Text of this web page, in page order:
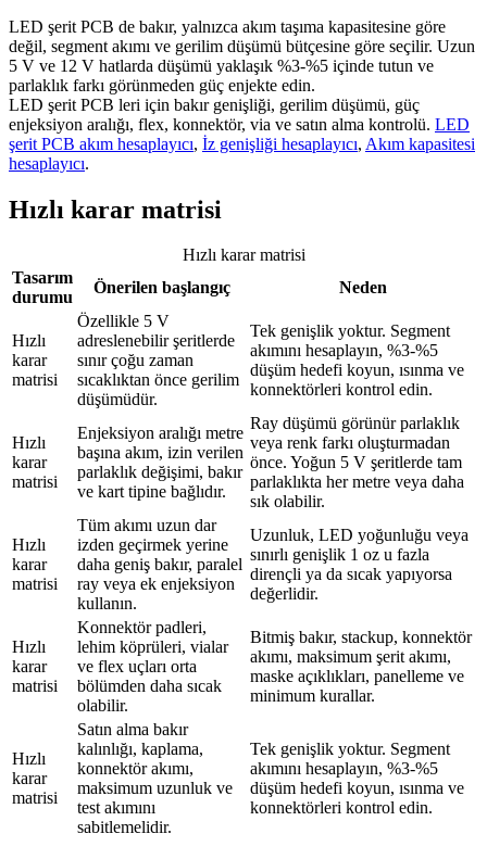
LED şerit PCB de bakır, yalnızca akım taşıma kapasitesine göre
değil, segment akımı ve gerilim düşümü bütçesine göre seçilir. Uzun
5 V ve 12 V hatlarda düşümü yaklaşık %3-%5 içinde tutun ve
parlaklık farkı görünmeden güç enjekte edin.
LED şerit PCB leri için bakır genişliği, gerilim düşümü, güç
enjeksiyon aralığı, flex, konnektör, via ve satın alma kontrolü. LED
şerit PCB akım hesaplayıcı, İz genişliği hesaplayıcı, Akım kapasitesi
hesaplayıcı.
Hızlı karar matrisi
Hızlı karar matrisi
Tasarım
durumu
Önerilen başlangıç Neden
Hızlı
karar
matrisi
Özellikle 5 V
adreslenebilir şeritlerde
sınır çoğu zaman
sıcaklıktan önce gerilim
düşümüdür.
Tek genişlik yoktur. Segment
akımını hesaplayın, %3-%5
düşüm hedefi koyun, ısınma ve
konnektörleri kontrol edin.
Hızlı
karar
matrisi
Enjeksiyon aralığı metre
başına akım, izin verilen
parlaklık değişimi, bakır
ve kart tipine bağlıdır.
Ray düşümü görünür parlaklık
veya renk farkı oluşturmadan
önce. Yoğun 5 V şeritlerde tam
parlaklıkta her metre veya daha
sık olabilir.
Hızlı
karar
matrisi
Tüm akımı uzun dar
izden geçirmek yerine
daha geniş bakır, paralel
ray veya ek enjeksiyon
kullanın.
Uzunluk, LED yoğunluğu veya
sınırlı genişlik 1 oz u fazla
dirençli ya da sıcak yapıyorsa
değerlidir.
Hızlı
karar
matrisi
Konnektör padleri,
lehim köprüleri, vialar
ve flex uçları orta
bölümden daha sıcak
olabilir.
Bitmiş bakır, stackup, konnektör
akımı, maksimum şerit akımı,
maske açıklıkları, panelleme ve
minimum kurallar.
Hızlı
karar
matrisi
Satın alma bakır
kalınlığı, kaplama,
konnektör akımı,
maksimum uzunluk ve
test akımını
sabitlemelidir.
Tek genişlik yoktur. Segment
akımını hesaplayın, %3-%5
düşüm hedefi koyun, ısınma ve
konnektörleri kontrol edin.